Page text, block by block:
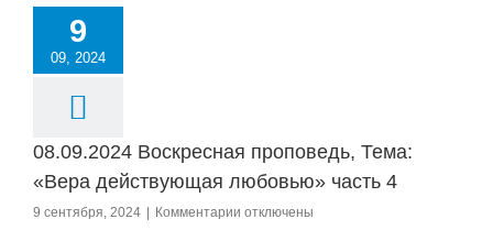
9
09, 2024
08.09.2024 Воскресная проповедь, Тема:
«Вера действующая любовью» часть 4
9 сентября, 2024 Комментарии котключены